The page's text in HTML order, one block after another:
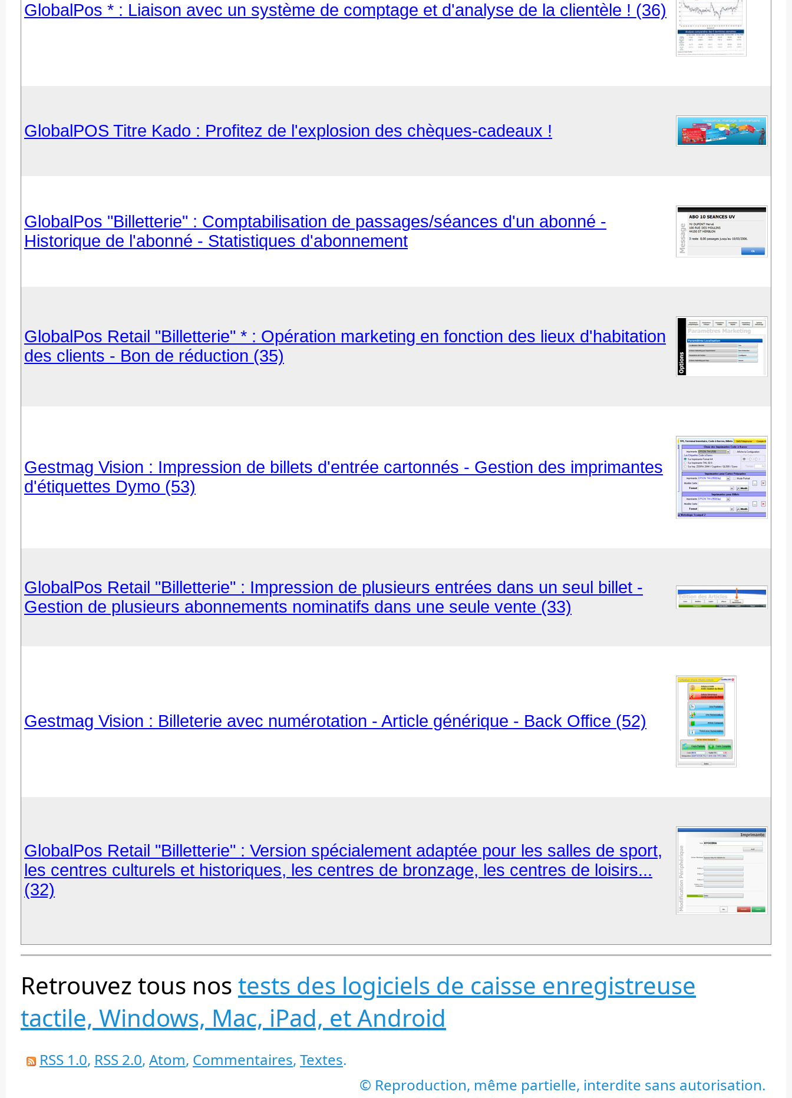
GlobalPos * : Liaison avec un système de comptage et d'analyse de la clientèle ! (36)
GlobalPOS Titre Kado : Profitez de l'explosion des chèques-cadeaux !
GlobalPos "Billetterie" : Comptabilisation de passages/séances d'un abonné -
Historique de l'abonné - Statistiques d'abonnement
GlobalPos Retail "Billetterie" * : Opération marketing en fonction des lieux d'habitation
des clients - Bon de réduction (35)
Gestmag Vision : Impression de billets d'entrée cartonnés - Gestion des imprimantes
d'étiquettes Dymo (53)
GlobalPos Retail "Billetterie" : Impression de plusieurs entrées dans un seul billet -
Gestion de plusieurs abonnements nominatifs dans une seule vente (33)
Gestmag Vision : Billeterie avec numérotation - Article générique - Back Office (52)
GlobalPos Retail "Billetterie" : Version spécialement adaptée pour les salles de sport,
les centres culturels et historiques, les centres de bronzage, les centres de loisirs...
(32)
Retrouvez tous nos tests des logiciels de caisse enregistreuse
tactile, Windows, Mac, iPad, et Android
RSS 1.0, RSS 2.0, Atom, Commentaires, Textes.
© Reproduction, même partielle, interdite sans autorisation.